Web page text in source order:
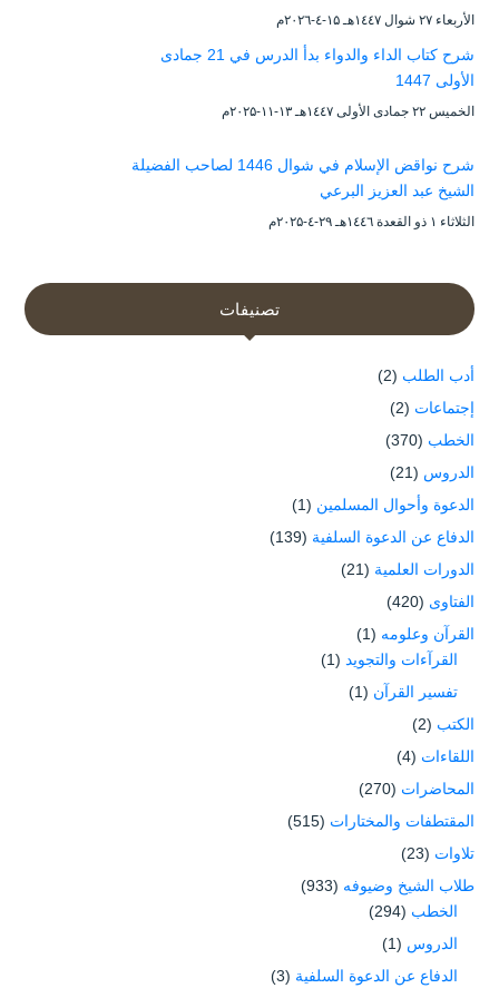
الأربعاء ۲۷ شوال ۱٤٤۷هـ ۱۵-٤-۲۰۲٦م
شرح كتاب الداء والدواء بدأ الدرس في 21 جمادى
الأولى 1447
الخميس ۲۲ جمادى الأولى ۱٤٤۷هـ ۱۳-۱۱-۲۰۲۵م
شرح نواقض الإسلام في شوال 1446 لصاحب الفضيلة
الشيخ عبد العزيز البرعي
الثلاثاء ۱ ذو القعدة ۱٤٤٦هـ ۲۹-٤-۲۰۲۵م
تصنيفات
أدب الطلب (2)
إجتماعات (2)
الخطب (370)
الدروس (21)
الدعوة وأحوال المسلمين (1)
الدفاع عن الدعوة السلفية (139)
الدورات العلمية (21)
الفتاوى (420)
القرآن وعلومه (1)
القرآءات والتجويد (1)
تفسير القرآن (1)
الكتب (2)
اللقاءات (4)
المحاضرات (270)
المقتطفات والمختارات (515)
تلاوات (23)
طلاب الشيخ وضيوفه (933)
الخطب (294)
الدروس (1)
الدفاع عن الدعوة السلفية (3)